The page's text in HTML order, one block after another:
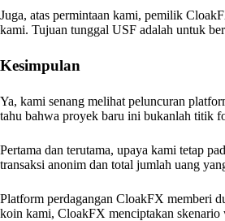
Juga, atas permintaan kami, pemilik
kami. Tujuan tunggal USF adalah untuk
Kesimpulan
Ya, kami senang melihat peluncuran
tahu bahwa proyek baru ini bukanlah titik
Pertama dan terutama, upaya kami tetap
transaksi anonim dan total jumlah uang
Platform perdagangan CloakFX memberi
koin kami, CloakFX menciptakan